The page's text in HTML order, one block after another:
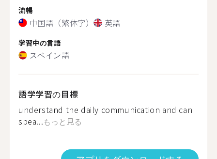
流暢
中国語（繁体字） 英語
学習中の言語
スペイン語
語学学習の目標
understand the daily communication and can
spea...もっと見る